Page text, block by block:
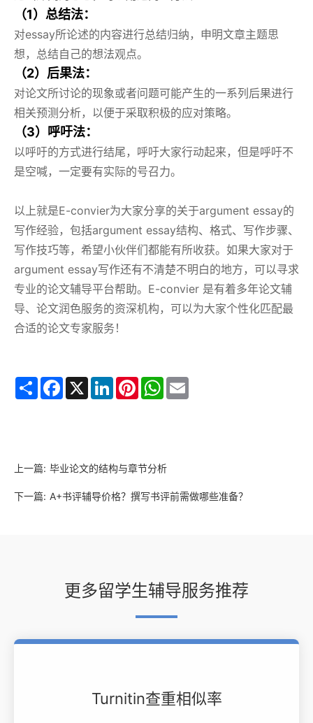
（1）总结法：
对essay所论述的内容进行总结归纳，申明文章主题思
想，总结自己的想法观点。
（2）后果法：
对论文所讨论的现象或者问题可能产生的一系列后果进行
相关预测分析，以便于采取积极的应对策略。
（3）呼吁法：
以呼吁的方式进行结尾，呼吁大家行动起来，但是呼吁不
是空喊，一定要有实际的号召力。
以上就是E-convier为大家分享的关于argument essay的
写作经验，包括argument essay结构、格式、写作步骤、
写作技巧等，希望小伙伴们都能有所收获。如果大家对于
argument essay写作还有不清楚不明白的地方，可以寻求
专业的论文辅导平台帮助。E-convier 是有着多年论文辅
导、论文润色服务的资深机构，可以为大家个性化匹配最
合适的论文专家服务！
Share Facebook
X LinkedInPinterestWhatsApp
上一篇: 毕业论文的结构与章节分析
下一篇: A+书评辅导价格？撰写书评前需做哪些准备？
更多留学生辅导服务推荐
Turnitin查重相似率